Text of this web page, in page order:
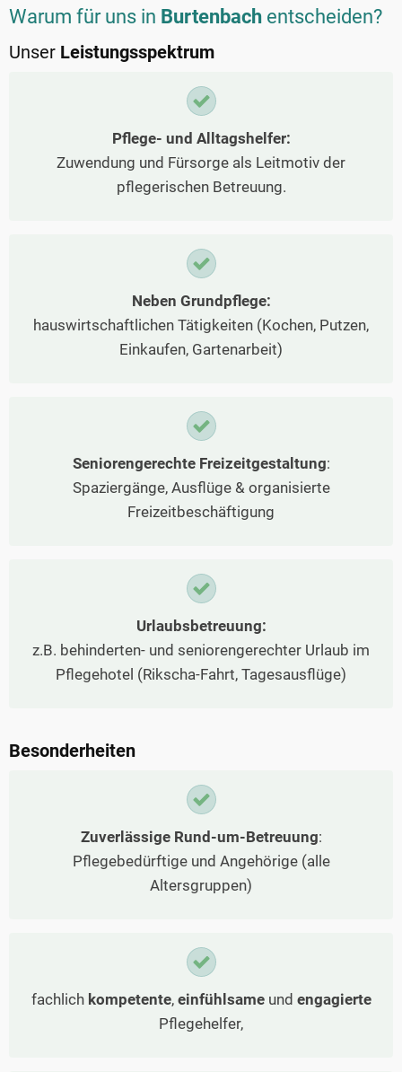
Warum für uns in Burtenbach entscheiden?
Unser Leistungsspektrum
Pflege- und Alltagshelfer:
Zuwendung und Fürsorge als Leitmotiv der
pflegerischen Betreuung.
Neben Grundpflege:
hauswirtschaftlichen Tätigkeiten (Kochen, Putzen,
Einkaufen, Gartenarbeit)
Seniorengerechte Freizeitgestaltung:
Spaziergänge, Ausflüge & organisierte
Freizeitbeschäftigung
Urlaubsbetreuung:
z.B. behinderten- und seniorengerechter Urlaub im
Pflegehotel (Rikscha-Fahrt, Tagesausflüge)
Besonderheiten
Zuverlässige Rund-um-Betreuung:
Pflegebedürftige und Angehörige (alle
Altersgruppen)
fachlich kompetente, einfühlsameund engagierte
Pflegehelfer,